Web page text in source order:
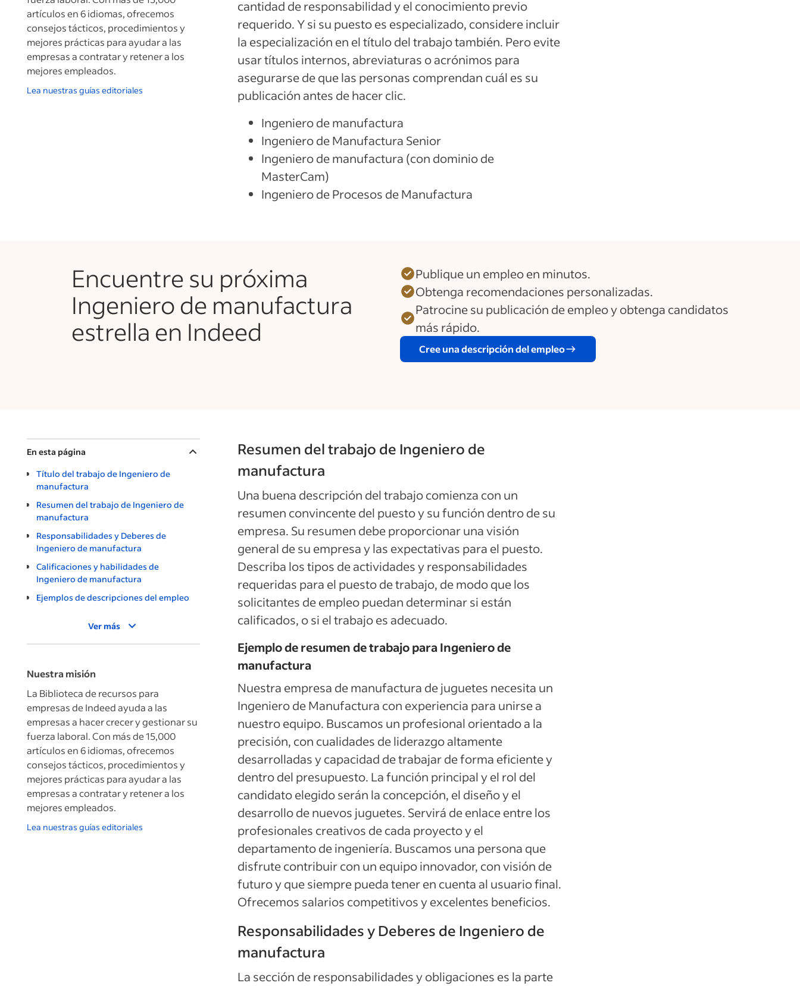
artículos en 6 idiomas, ofrecemos
consejos tácticos, procedimientos y
mejores prácticas para ayudar a las
empresas a contratar y retener a los
mejores empleados.
Lea nuestras guías editoriales
cantidad de responsabilidad y el conocimiento previo
requerido. Y si su puesto es especializado, considere incluir
la especialización en el título del trabajo también. Pero evite
usar títulos internos, abreviaturas o acrónimos para
asegurarse de que las personas comprendan cuál es su
publicación antes de hacer clic.
Ingeniero de manufactura
Ingeniero de Manufactura Senior
Ingeniero de manufactura (con dominio de
MasterCam)
Ingeniero de Procesos de Manufactura
Encuentre su próxima
Ingeniero de manufactura
estrella en Indeed
Publique un empleo en minutos.
Obtenga recomendaciones personalizadas.
Patrocine su publicación de empleo y obtenga candidatos
más rápido.
Cree una descripción del empleo
En esta página
Título del trabajo de Ingeniero de
manufactura
Resumen del trabajo de Ingeniero de
manufactura
Responsabilidades y Deberes de
Ingeniero de manufactura
Calificaciones y habilidades de
Ingeniero de manufactura
Ejemplos de descripciones del empleo
Ver más
Nuestra misión
La Biblioteca de recursos para
empresas de Indeed ayuda a las
empresas a hacer crecer y gestionar su
fuerza laboral. Con más de 15,000
artículos en 6 idiomas, ofrecemos
consejos tácticos, procedimientos y
mejores prácticas para ayudar a las
empresas a contratar y retener a los
mejores empleados.
Lea nuestras guías editoriales
Resumen del trabajo de Ingeniero de
manufactura
Una buena descripción del trabajo comienza con un
resumen convincente del puesto y su función dentro de su
empresa. Su resumen debe proporcionar una visión
general de su empresa y las expectativas para el puesto.
Describa los tipos de actividades y responsabilidades
requeridas para el puesto de trabajo, de modo que los
solicitantes de empleo puedan determinar si están
calificados, o si el trabajo es adecuado.
Ejemplo de resumen de trabajo para Ingeniero de
manufactura
Nuestra empresa de manufactura de juguetes necesita un
Ingeniero de Manufactura con experiencia para unirse a
nuestro equipo. Buscamos un profesional orientado a la
precisión, con cualidades de liderazgo altamente
desarrolladas y capacidad de trabajar de forma eficiente y
dentro del presupuesto. La función principal y el rol del
candidato elegido serán la concepción, el diseño y el
desarrollo de nuevos juguetes. Servirá de enlace entre los
profesionales creativos de cada proyecto y el
departamento de ingeniería. Buscamos una persona que
disfrute contribuir con un equipo innovador, con visión de
futuro y que siempre pueda tener en cuenta al usuario final.
Ofrecemos salarios competitivos y excelentes beneficios.
Responsabilidades y Deberes de Ingeniero de
manufactura
La sección de responsabilidades y obligaciones es la parte